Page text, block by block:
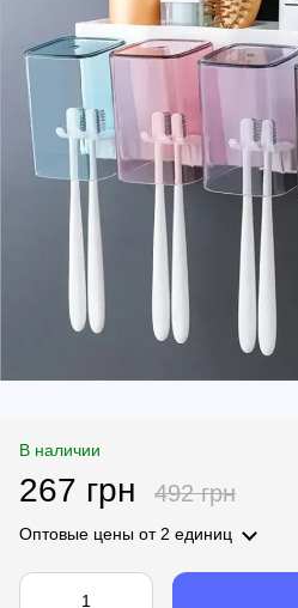
В наличии
267 грн 492 грн
Оптовые цены от 2 единиц